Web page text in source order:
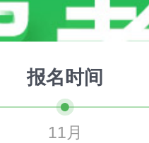
报名时间
11月